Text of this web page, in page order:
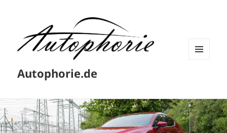
Autophorie.de